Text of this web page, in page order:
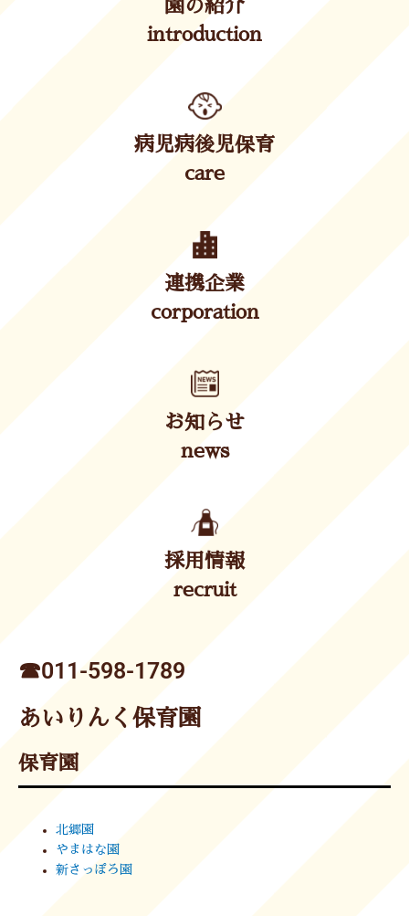
園の紹介
introduction
病児病後児保育
care
連携企業
corporation
お知らせ
news
採用情報
recruit
☎︎011-598-1789
あいりんく保育園
保育園
北郷園
やまはな園
新さっぽろ園